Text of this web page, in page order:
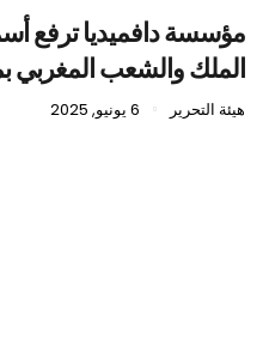
مؤسسة دافميديا ترفع
الملك والشعب المغربي
هيئة التحرير 6 يونيو, 2025